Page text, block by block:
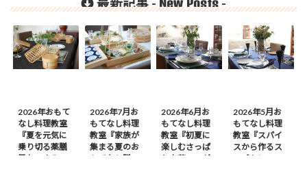
最新記事 - -
2026年おもて
なし料理教室
『夏を元気に
乗り切る薬膳
風おつまみ
2026年7月お
もてなし料理
教室『家族が
集まる夏のお
もてなし膳』
2026年6月お
もてなし料理
教室『初夏に
楽しむさっぱ
り中華』のが
2026年5月お
もてなし料理
教室『スパイ
スから作るス
ープカレーの